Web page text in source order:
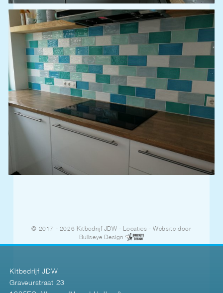
© 2017 - 2026 Kitbedrijf JDW- Locaties - Website door
Bullseye Design
Kitbedrijf JDW
Graveurstraat 23